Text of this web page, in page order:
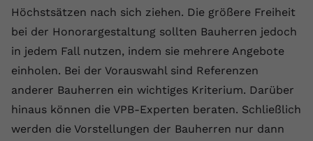
Höchstsätzen nach sich ziehen. Die größere Freiheit
bei der Honorargestaltung sollten Bauherren jedoch
in jedem Fall nutzen, indem sie mehrere Angebote
einholen. Bei der Vorauswahl sind Referenzen
anderer Bauherren ein wichtiges Kriterium. Darüber
hinaus können die VPB-Experten beraten. Schließlich
werden die Vorstellungen der Bauherren nur dann